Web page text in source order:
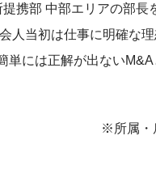
携部 中部エリアの部長
人当初は仕事に明確な
単には正解が出ない
※所属・